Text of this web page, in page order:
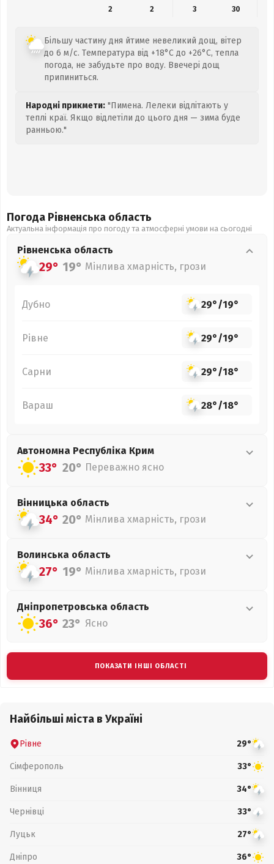
2
2 3 30
Більшу частину дня йтиме невеликий дощ, вітер
до 6 м/с. Температура від +18°C до +26°C, тепла
погода, не забудьте про воду. Ввечері дощ
припиниться.
Народні прикмети: "Пимена. Лелеки відлітають у
теплі краї. Якщо відлетіли до цього дня — зима буде
ранньою."
Погода Рівненська область
Актуальна інформація про погоду та атмосферні умови на сьогодні
Рівненська область
29° 19° Мінлива хмарність, грози
Дубно 29°/19°
Рівне 29°/19°
Сарни 29°/18°
Вараш 28°/18°
Автономна Республіка Крим
33° 20° Переважно ясно
Вінницька область
34° 20° Мінлива хмарність, грози
Волинська область
27° 19° Мінлива хмарність, грози
Дніпропетровська область
36° 23° Ясно
ПОКАЗАТИ ІНШІ ОБЛАСТІ
Найбільші міста в Україні
Рівне 29°
Сімферополь 33°
Вінниця 34°
Чернівці 33°
Луцьк 27°
Дніпро 36°